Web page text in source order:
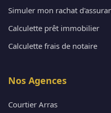
Simuler mon rachat
Calculette prêt immobilier
Calculette frais de notaire
Nos Agences
Courtier Arras